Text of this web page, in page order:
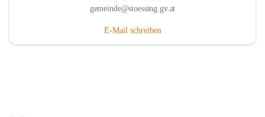
gemeinde@stoessing.gv.at
E-Mail schreiben